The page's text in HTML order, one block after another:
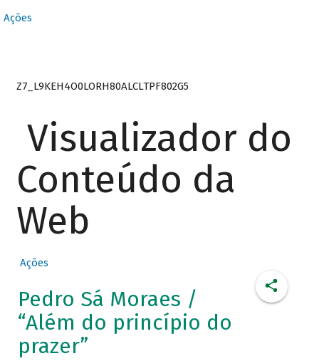
Ações
Z7_L9KEH4O0LORH80ALCLTPF802G5
Visualizador do
Conteúdo da
Web
Ações
Pedro Sá Moraes /
“Além do princípio do
prazer”